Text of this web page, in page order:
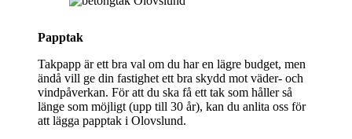
Papptak
Takpapp är ett bra val om du har en lägre budget, men
ändå vill ge din fastighet ett bra skydd mot väder- och
vindpåverkan. För att du ska få ett tak som håller så
länge som möjligt (upp till 30 år), kan du anlita oss för
att lägga papptak i Olovslund.